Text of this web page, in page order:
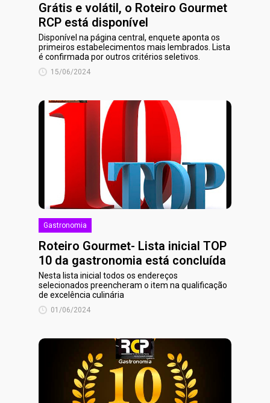
Grátis e volátil, o Roteiro Gourmet
RCP está disponível
Disponível na página central, enquete aponta os
primeiros estabelecimentos mais lembrados. Lista
é confirmada por outros critérios seletivos.
15/06/2024
Gastronomia
Roteiro Gourmet- Lista inicial TOP
10 da gastronomia está concluída
Nesta lista inicial todos os endereços
selecionados preencheram o item na qualificação
de excelência culinária
01/06/2024